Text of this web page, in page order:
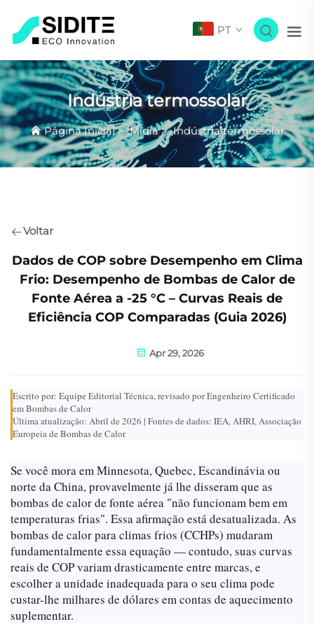
PT
Indústria termossolar
Página Inicial>Mídia>Indústria termossolar
Voltar
Dados de COP sobre Desempenho em Clima
Frio: Desempenho de Bombas de Calor de
Fonte Aérea a -25 °C – Curvas Reais de
Eficiência COP Comparadas (Guia 2026)
Apr 29, 2026
Escrito por: Equipe Editorial Técnica, revisado por Engenheiro Certificado
em Bombas de Calor
Última atualização: Abril de 2026 | Fontes de dados: IEA, AHRI, Associação
Europeia de Bombas de Calor
Se você mora em Minnesota, Quebec, Escandinávia ou
norte da China, provavelmente já lhe disseram que as
bombas de calor de fonte aérea "não funcionam bem em
temperaturas frias". Essa afirmação está desatualizada. As
bombas de calor para climas frios (CCHPs) mudaram
fundamentalmente essa equação — contudo, suas curvas
reais de COP variam drasticamente entre marcas, e
escolher a unidade inadequada para o seu clima pode
custar-lhe milhares de dólares em contas de aquecimento
suplementar.